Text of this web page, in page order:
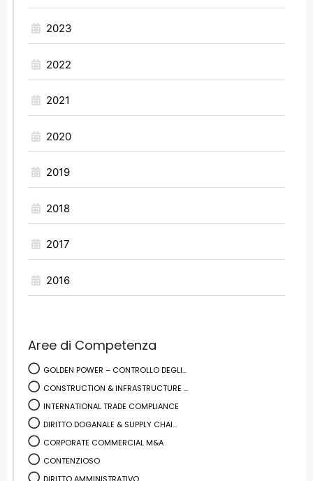
2023
2022
2021
2020
2019
2018
2017
2016
Aree di Competenza
GOLDEN POWER – CONTROLLO DEGLI...
CONSTRUCTION & INFRASTRUCTURE ...
INTERNATIONAL TRADE COMPLIANCE
DIRITTO DOGANALE & SUPPLY CHAI...
CORPORATE COMMERCIAL M&A
CONTENZIOSO
DIRITTO AMMINISTRATIVO